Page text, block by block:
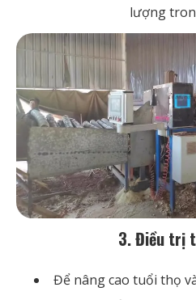
lượng
3. Điều trị
Để nâng cao tuổi thọ